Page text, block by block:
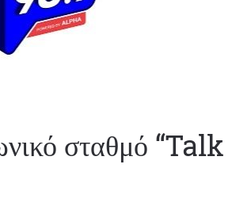
σταθμό “Talk